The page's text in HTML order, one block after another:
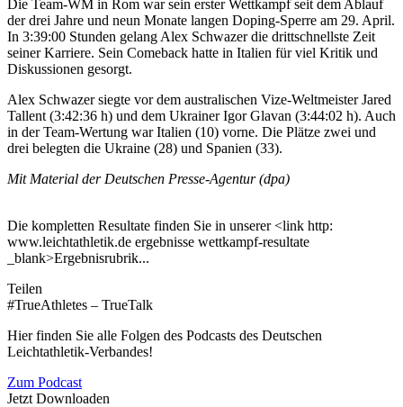
Die Team-WM in Rom war sein erster Wettkampf seit dem Ablauf
der drei Jahre und neun Monate langen Doping-Sperre am 29. April.
In 3:39:00 Stunden gelang Alex Schwazer die drittschnellste Zeit
seiner Karriere. Sein Comeback hatte in Italien für viel Kritik und
Diskussionen gesorgt.
Alex Schwazer siegte vor dem australischen Vize-Weltmeister Jared
Tallent (3:42:36 h) und dem Ukrainer Igor Glavan (3:44:02 h). Auch
in der Team-Wertung war Italien (10) vorne. Die Plätze zwei und
drei belegten die Ukraine (28) und Spanien (33).
Mit Material der Deutschen Presse-Agentur (dpa)
Die kompletten Resultate finden Sie in unserer <link http:
www.leichtathletik.de ergebnisse wettkampf-resultate
_blank>Ergebnisrubrik...
Teilen
#TrueAthletes – TrueTalk
Hier finden Sie alle Folgen des Podcasts des Deutschen
Leichtathletik-Verbandes!
Zum Podcast
Jetzt Downloaden